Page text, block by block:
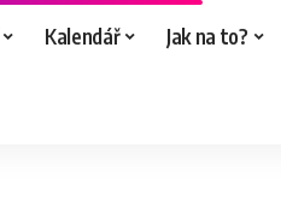
Kalendář Jak na to?